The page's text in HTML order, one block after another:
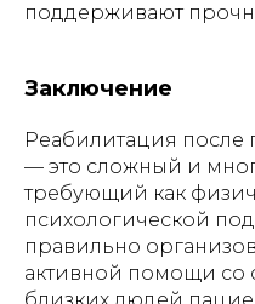
поддерживают
Заключение
Реабилитация
— это сложный и
требующий как
психологической
правильно
активной помощи со